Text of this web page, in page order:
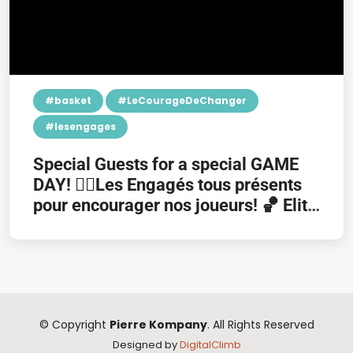
#basket
#LeCourageDeChanger
#lesengages
Special Guests for a special GAME
DAY! 👉🏿Les Engagés tous présents
pour encourager nos joueurs! 🏀 Elite
© Copyright Pierre Kompany. All Rights Reserved
Designed byDigitalClimb